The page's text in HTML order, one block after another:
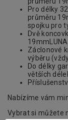
Pro délky
průměru
spojku pro
Dvě
Záclonové
výběru
Do délky
větších
Nabízíme vám
Vybrat si můžete